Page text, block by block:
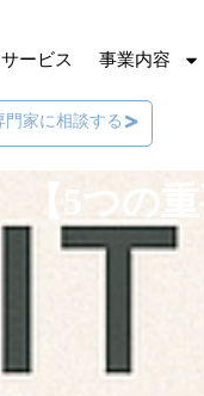
サービス 事業内容
門家に相談する
【5つの